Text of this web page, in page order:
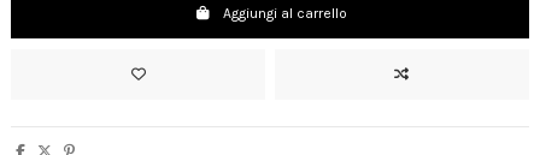
Aggiungi al carrello